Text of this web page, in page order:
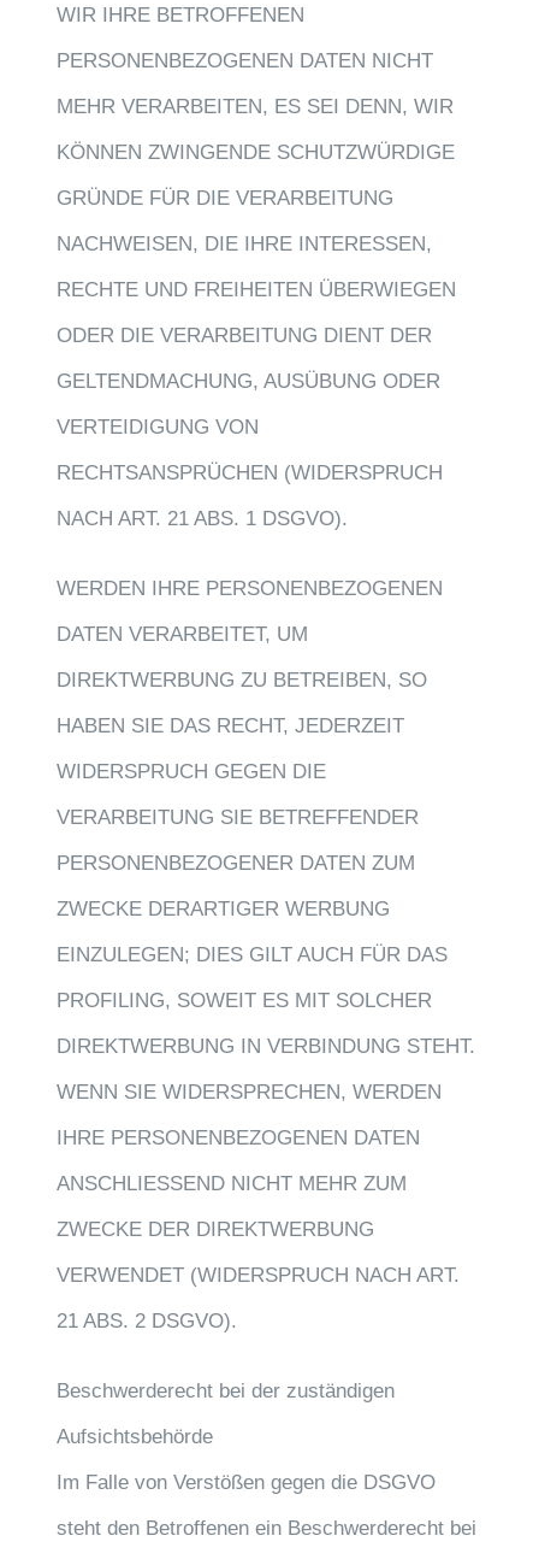
WIR IHRE BETROFFENEN
PERSONENBEZOGENEN DATEN NICHT
MEHR VERARBEITEN, ES SEI DENN, WIR
KÖNNEN ZWINGENDE SCHUTZWÜRDIGE
GRÜNDE FÜR DIE VERARBEITUNG
NACHWEISEN, DIE IHRE INTERESSEN,
RECHTE UND FREIHEITEN ÜBERWIEGEN
ODER DIE VERARBEITUNG DIENT DER
GELTENDMACHUNG, AUSÜBUNG ODER
VERTEIDIGUNG VON
RECHTSANSPRÜCHEN (WIDERSPRUCH
NACH ART. 21 ABS. 1 DSGVO).
WERDEN IHRE PERSONENBEZOGENEN
DATEN VERARBEITET, UM
DIREKTWERBUNG ZU BETREIBEN, SO
HABEN SIE DAS RECHT, JEDERZEIT
WIDERSPRUCH GEGEN DIE
VERARBEITUNG SIE BETREFFENDER
PERSONENBEZOGENER DATEN ZUM
ZWECKE DERARTIGER WERBUNG
EINZULEGEN; DIES GILT AUCH FÜR DAS
PROFILING, SOWEIT ES MIT SOLCHER
DIREKTWERBUNG IN VERBINDUNG STEHT.
WENN SIE WIDERSPRECHEN, WERDEN
IHRE PERSONENBEZOGENEN DATEN
ANSCHLIESSEND NICHT MEHR ZUM
ZWECKE DER DIREKTWERBUNG
VERWENDET (WIDERSPRUCH NACH ART.
21 ABS. 2 DSGVO).
Beschwerde­recht bei der zuständigen
Aufsichts­behörde
Im Falle von Verstößen gegen die DSGVO
steht den Betroffenen ein Beschwerderecht bei